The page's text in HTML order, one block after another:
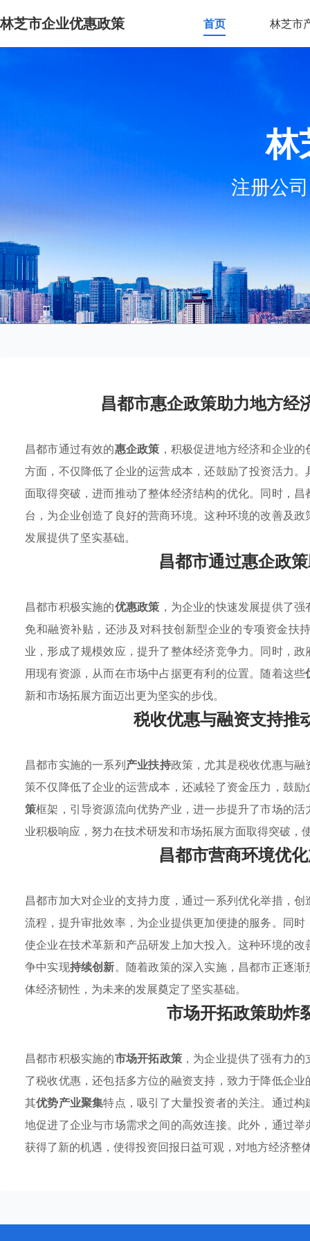
林芝市企业优惠政策 首页 林芝市
林
注册公
昌都市惠企政策助力地方经
昌都市通过有效的惠企政策 ，积极促进地方经济和企业
方面，不仅降低了企业的运营成本，还鼓励了投资活力
面取得突破，进而推动了整体经济结构的优化。同时，
台，为企业创造了良好的营商环境。这种环境的改善及
发展提供了坚实基础。
昌都市通过惠企政
昌都市积极实施的优惠政策 ，为企业的快速发展提供了
免和融资补贴，还涉及对科技创新型企业的专项资金扶
业，形成了规模效应，提升了整体经济竞争力。同时，
用现有资源，从而在市场中占据更有利的位置。随着这些
新和市场拓展方面迈出更为坚实的步伐。
税收优惠与融资支持推
昌都市实施的一系列产业扶持政策，尤其是税收优惠与
策不仅降低了企业的运营成本，还减轻了资金压力，鼓
策框架，引导资源流向优势产业，进一步提升了市场的
业积极响应，努力在技术研发和市场拓展方面取得突破，
昌都市营商环境优
昌都市加大对企业的支持力度，通过一系列优化举措，
流程，提升审批效率，为企业提供更加便捷的服务。同
使企业在技术革新和产品研发上加大投入。这种环境的
争中实现持续创新。随着政策的深入实施，昌都市正逐渐
体经济韧性，为未来的发展奠定了坚实基础。
市场开拓政策助炸
昌都市积极实施的市场开拓政策，为企业提供了强有力
了税收优惠，还包括多方位的融资支持，致力于降低企
其优势产业聚集特点，吸引了大量投资者的关注。通过
地促进了企业与市场需求之间的高效连接。此外，通过
获得了新的机遇，使得投资回报日益可观，对地方经济整